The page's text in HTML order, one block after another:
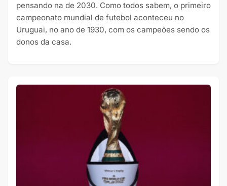
pensando na de 2030. Como todos sabem, o primeiro
campeonato mundial de futebol aconteceu no
Uruguai, no ano de 1930, com os campeões sendo os
donos da casa.